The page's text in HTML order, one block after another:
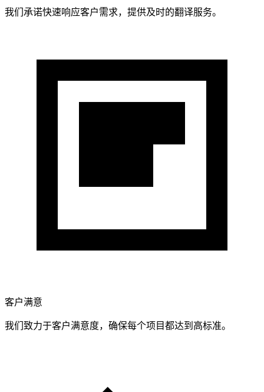
我们承诺快速响应客户需求，提供及时的翻译服务。
客户满意
我们致力于客户满意度，确保每个项目都达到高标准。